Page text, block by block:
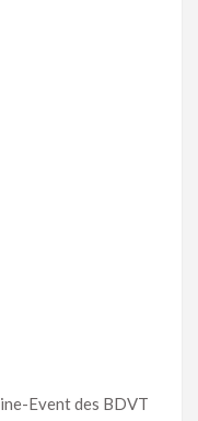
Event des BDVT